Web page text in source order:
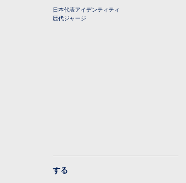
日本代表アイデンティティ
歴代ジャージ
する